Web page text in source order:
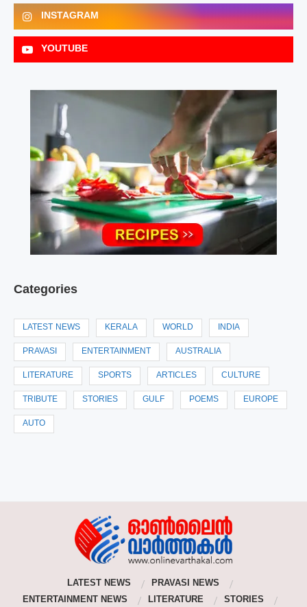
INSTAGRAM
YOUTUBE
Categories
LATEST NEWS KERALA WORLD INDIA
PRAVASI ENTERTAINMENT AUSTRALIA
LITERATURE SPORTS ARTICLES CULTURE
TRIBUTE STORIES GULF POEMS EUROPE
AUTO
LATEST NEWS
PRAVASI NEWS
ENTERTAINMENT NEWS
LITERATURE
STORIES